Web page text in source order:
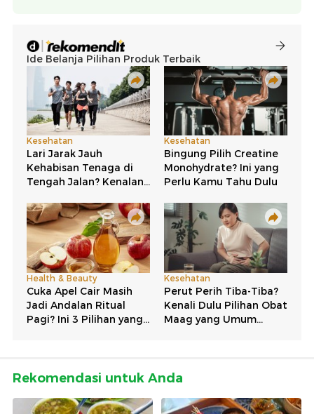
Rekomendasi untuk Anda